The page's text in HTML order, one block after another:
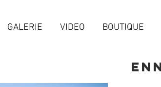
GALERIE VIDEO BOUTIQUE